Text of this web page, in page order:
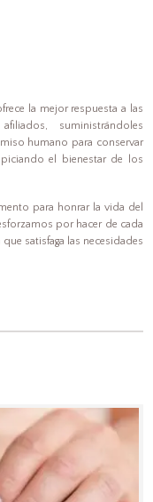
la mejor respuesta a las
suministrándoles
humano para conservar
el bienestar de los
para honrar la vida del
por hacer de cada
satisfaga las necesidades